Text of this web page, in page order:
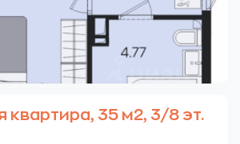
квартира, 35 м2, 3/8 эт.